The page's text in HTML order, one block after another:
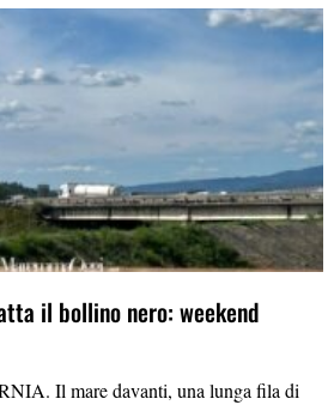
il bollino nero: weekend
Il mare davanti, una lunga fila di